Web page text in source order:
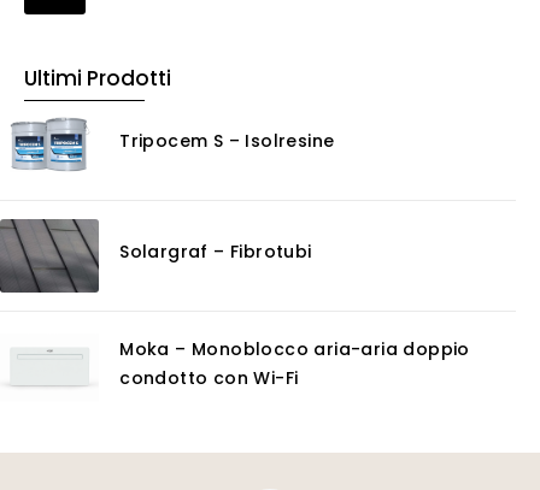
Ultimi Prodotti
Tripocem S – Isolresine
Solargraf – Fibrotubi
Moka – Monoblocco aria-aria doppio
condotto con Wi-Fi